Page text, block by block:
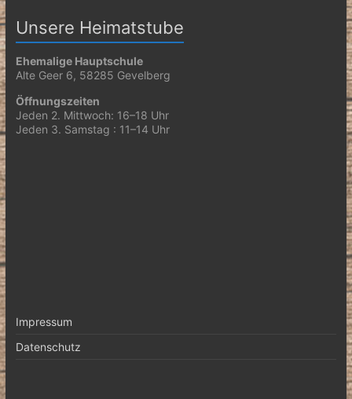
Unsere Heimatstube
Ehemalige Hauptschule
Alte Geer 6, 58285 Gevelberg
Öffnungszeiten
Jeden 2. Mittwoch: 16–18 Uhr
Jeden 3. Samstag : 11–14 Uhr
Impressum
Datenschutz